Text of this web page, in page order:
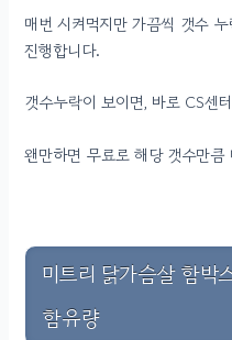
매번 시켜먹지만 가끔씩 갯수
진행합니다.
갯수누락이 보이면, 바로 CS센
왠만하면 무료로 해당 갯수만
미트리 닭가슴살 함박
함유량